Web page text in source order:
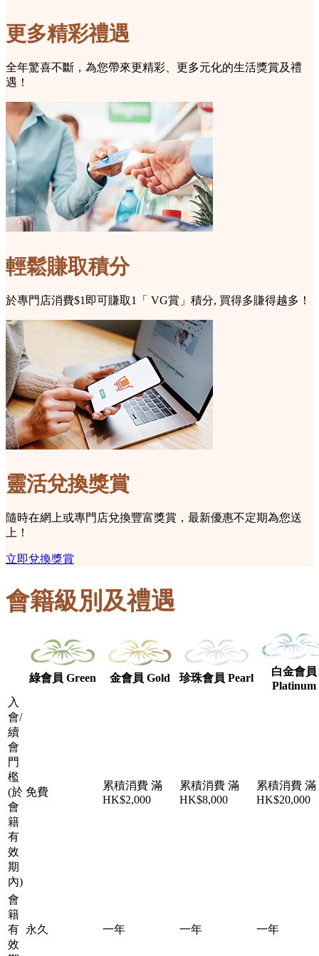
更多精彩禮遇
全年驚喜不斷，為您帶來更精彩、更多元化的生活獎賞及禮
遇！
輕鬆賺取積分
於專門店消費$1即可賺取1「 VG賞」積分, 買得多賺得越多！
靈活兌換獎賞
隨時在網上或專門店兌換豐富獎賞，最新優惠不定期為您送
上！
立即兌換獎賞
會籍級別及禮遇
綠會員 Green 金會員 Gold 珍珠會員 Pearl
白金會員
Platinum
入
會/
續
會
門
檻
(於
會
籍
有
效
期
內)
免費
累積消費 滿
HK$2,000
累積消費 滿
HK$8,000
累積消費 滿
HK$20,000
會
籍
有
效
永久 一年 一年 一年